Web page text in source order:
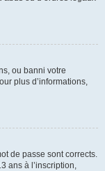
ou banni votre
plus d’informations,
de passe sont corrects.
ans à l’inscription,